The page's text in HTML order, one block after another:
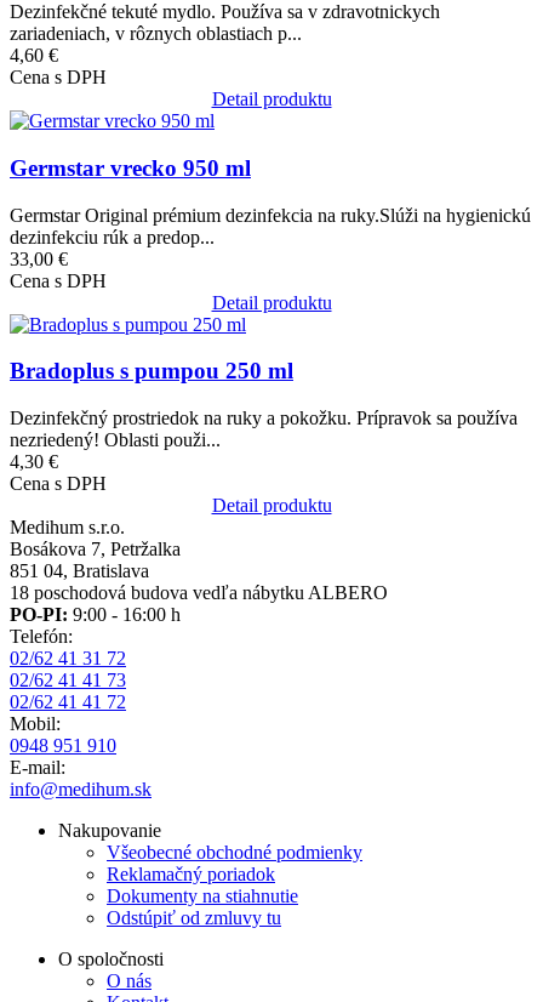
Dezinfekčné tekuté mydlo. Používa sa v zdravotnickych
zariadeniach, v rôznych oblastiach p...
4,60 €
Cena s DPH
Detail produktu
Obrázok
Germstar vrecko 950 ml
Germstar Original prémium dezinfekcia na ruky.Slúži na hygienickú
dezinfekciu rúk a predop...
33,00 €
Cena s DPH
Detail produktu
Obrázok
Bradoplus s pumpou 250 ml
Dezinfekčný prostriedok na ruky a pokožku. Prípravok sa používa
nezriedený! Oblasti použi...
4,30 €
Cena s DPH
Detail produktu
Medihum s.r.o.
Bosákova 7, Petržalka
851 04, Bratislava
18 poschodová budova vedľa nábytku ALBERO
PO-PI: 9:00 - 16:00 h
Telefón:
02/62 41 31 72
02/62 41 41 73
02/62 41 41 72
Mobil:
0948 951 910
E-mail:
info@medihum.sk
Nakupovanie
Všeobecné obchodné podmienky
Reklamačný poriadok
Dokumenty na stiahnutie
Odstúpiť od zmluvy tu
O spoločnosti
O nás